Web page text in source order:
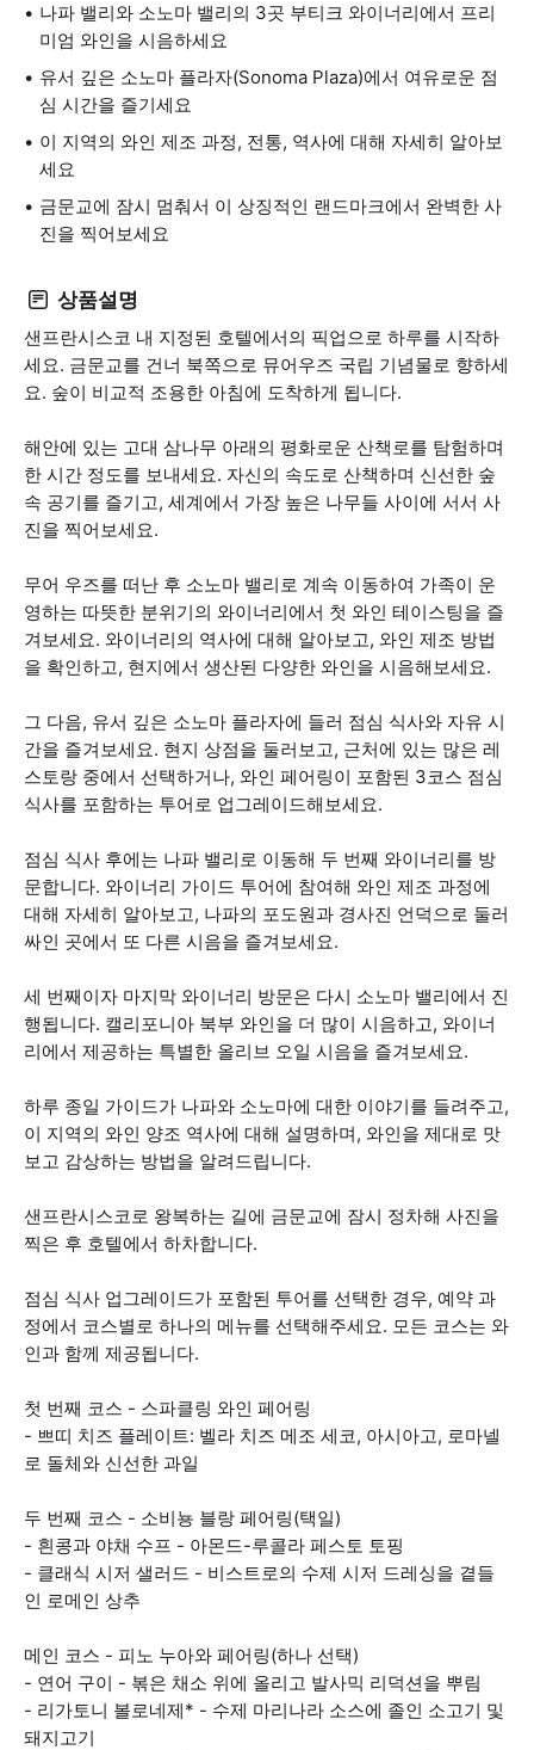
나파 밸리와 소노마 밸리의 3곳 부티크 와이너리에서 프리
미엄 와인을 시음하세요
유서 깊은 소노마 플라자(Sonoma Plaza)에서 여유로운 점
심 시간을 즐기세요
이 지역의 와인 제조 과정, 전통, 역사에 대해 자세히 알아보
세요
금문교에 잠시 멈춰서 이 상징적인 랜드마크에서 완벽한 사
진을 찍어보세요
상품설명
샌프란시스코 내 지정된 호텔에서의 픽업으로 하루를 시작하
세요. 금문교를 건너 북쪽으로 뮤어우즈 국립 기념물로 향하세
요. 숲이 비교적 조용한 아침에 도착하게 됩니다.
해안에 있는 고대 삼나무 아래의 평화로운 산책로를 탐험하며
한 시간 정도를 보내세요. 자신의 속도로 산책하며 신선한 숲
속 공기를 즐기고, 세계에서 가장 높은 나무들 사이에 서서 사
진을 찍어보세요.
무어 우즈를 떠난 후 소노마 밸리로 계속 이동하여 가족이 운
영하는 따뜻한 분위기의 와이너리에서 첫 와인 테이스팅을 즐
겨보세요. 와이너리의 역사에 대해 알아보고, 와인 제조 방법
을 확인하고, 현지에서 생산된 다양한 와인을 시음해보세요.
그 다음, 유서 깊은 소노마 플라자에 들러 점심 식사와 자유 시
간을 즐겨보세요. 현지 상점을 둘러보고, 근처에 있는 많은 레
스토랑 중에서 선택하거나, 와인 페어링이 포함된 3코스 점심
식사를 포함하는 투어로 업그레이드해보세요.
점심 식사 후에는 나파 밸리로 이동해 두 번째 와이너리를 방
문합니다. 와이너리 가이드 투어에 참여해 와인 제조 과정에
대해 자세히 알아보고, 나파의 포도원과 경사진 언덕으로 둘러
싸인 곳에서 또 다른 시음을 즐겨보세요.
세 번째이자 마지막 와이너리 방문은 다시 소노마 밸리에서 진
행됩니다. 캘리포니아 북부 와인을 더 많이 시음하고, 와이너
리에서 제공하는 특별한 올리브 오일 시음을 즐겨보세요.
하루 종일 가이드가 나파와 소노마에 대한 이야기를 들려주고,
이 지역의 와인 양조 역사에 대해 설명하며, 와인을 제대로 맛
보고 감상하는 방법을 알려드립니다.
샌프란시스코로 왕복하는 길에 금문교에 잠시 정차해 사진을
찍은 후 호텔에서 하차합니다.
점심 식사 업그레이드가 포함된 투어를 선택한 경우, 예약 과
정에서 코스별로 하나의 메뉴를 선택해주세요. 모든 코스는 와
인과 함께 제공됩니다.
첫 번째 코스 - 스파클링 와인 페어링
- 쁘띠 치즈 플레이트: 벨라 치즈 메조 세코, 아시아고, 로마넬
로 돌체와 신선한 과일
두 번째 코스 - 소비뇽 블랑 페어링(택일)
- 흰콩과 야채 수프 - 아몬드-루콜라 페스토 토핑
- 클래식 시저 샐러드 - 비스트로의 수제 시저 드레싱을 곁들
인 로메인 상추
메인 코스 - 피노 누아와 페어링(하나 선택)
- 연어 구이 - 볶은 채소 위에 올리고 발사믹 리덕션을 뿌림
- 리가토니 볼로네제* - 수제 마리나라 소스에 졸인 소고기 및
돼지고기